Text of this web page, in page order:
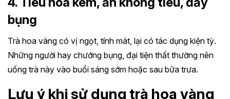
bụng
Trà hoa vàng có vị ngọt, tính mát, lại có tác dụng kiện tỳ.
Những người hay chướng bụng, đại tiện thất thường nên
uống trà này vào buổi sáng sớm hoặc sau bữa trưa.
Lưu ý khi sử dụng trà hoa vàng